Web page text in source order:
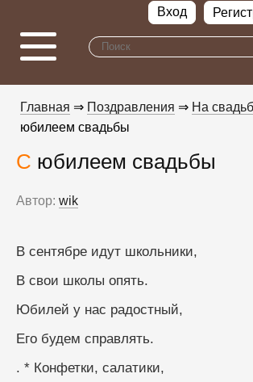
Вход
Главная ⇒ Поздравления ⇒ На
юбилеем свадьбы
С юбилеем свадьбы
Автор: wik
В сентябре идут школьники,
В свои школы опять.
Юбилей у нас радостный,
Его будем справлять.
. * Конфетки, салатики,